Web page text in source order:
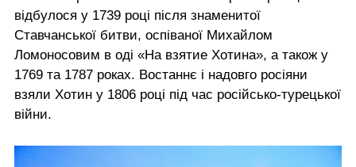
відбулося у 1739 році після знаменитої
Ставчанської битви, оспіваної Михайлом
Ломоносовим в оді «На взятие Хотина», а також у
1769 та 1787 роках. Востаннє і надовго росіяни
взяли Хотин у 1806 році під час російсько-турецької
війни.